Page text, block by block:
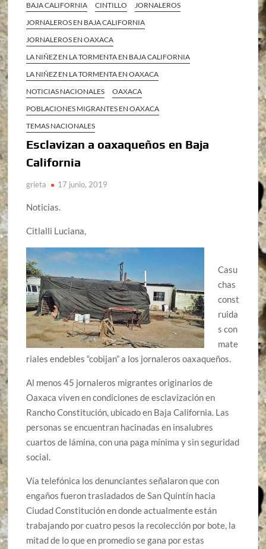
BAJA CALIFORNIA CINTILLO
JORNALEROS
JORNALEROS EN BAJA CALIFORNIA
JORNALEROS EN OAXACA
LA NIÑEZ EN LA TORMENTA EN BAJA CALIFORNIA
LA NIÑEZ EN LA TORMENTA EN OAXACA
NOTICIAS NACIONALES
OAXACA
POBLACIONES MIGRANTES EN OAXACA
TEMAS NACIONALES
Esclavizan a oaxaqueños en Baja
California
grieta 17 junio, 2019
Noticias.
Citlalli Luciana,
Casu
chas
const
ruida
s con
mate
riales endebles “cobijan” a los jornaleros oaxaqueños.
Al menos 45 jornaleros migrantes originarios de
Oaxaca viven en condiciones de esclavización en
Rancho Constitución, ubicado en Baja California. Las
personas se encuentran hacinadas en insalubres
cuartos de lámina, con una paga mínima y sin seguridad
social.
Vía telefónica los denunciantes señalaron que con
engaños fueron trasladados de San Quintín hacia
Ciudad Constitución en donde actualmente están
trabajando por cuatro pesos la recolección por bote, la
mitad de lo que en promedio se gana por estas